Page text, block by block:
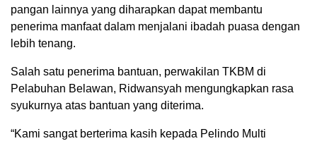
pangan lainnya yang diharapkan dapat membantu
penerima manfaat dalam menjalani ibadah puasa dengan
lebih tenang.
Salah satu penerima bantuan, perwakilan TKBM di
Pelabuhan Belawan, Ridwansyah mengungkapkan rasa
syukurnya atas bantuan yang diterima.
“Kami sangat berterima kasih kepada Pelindo Multi